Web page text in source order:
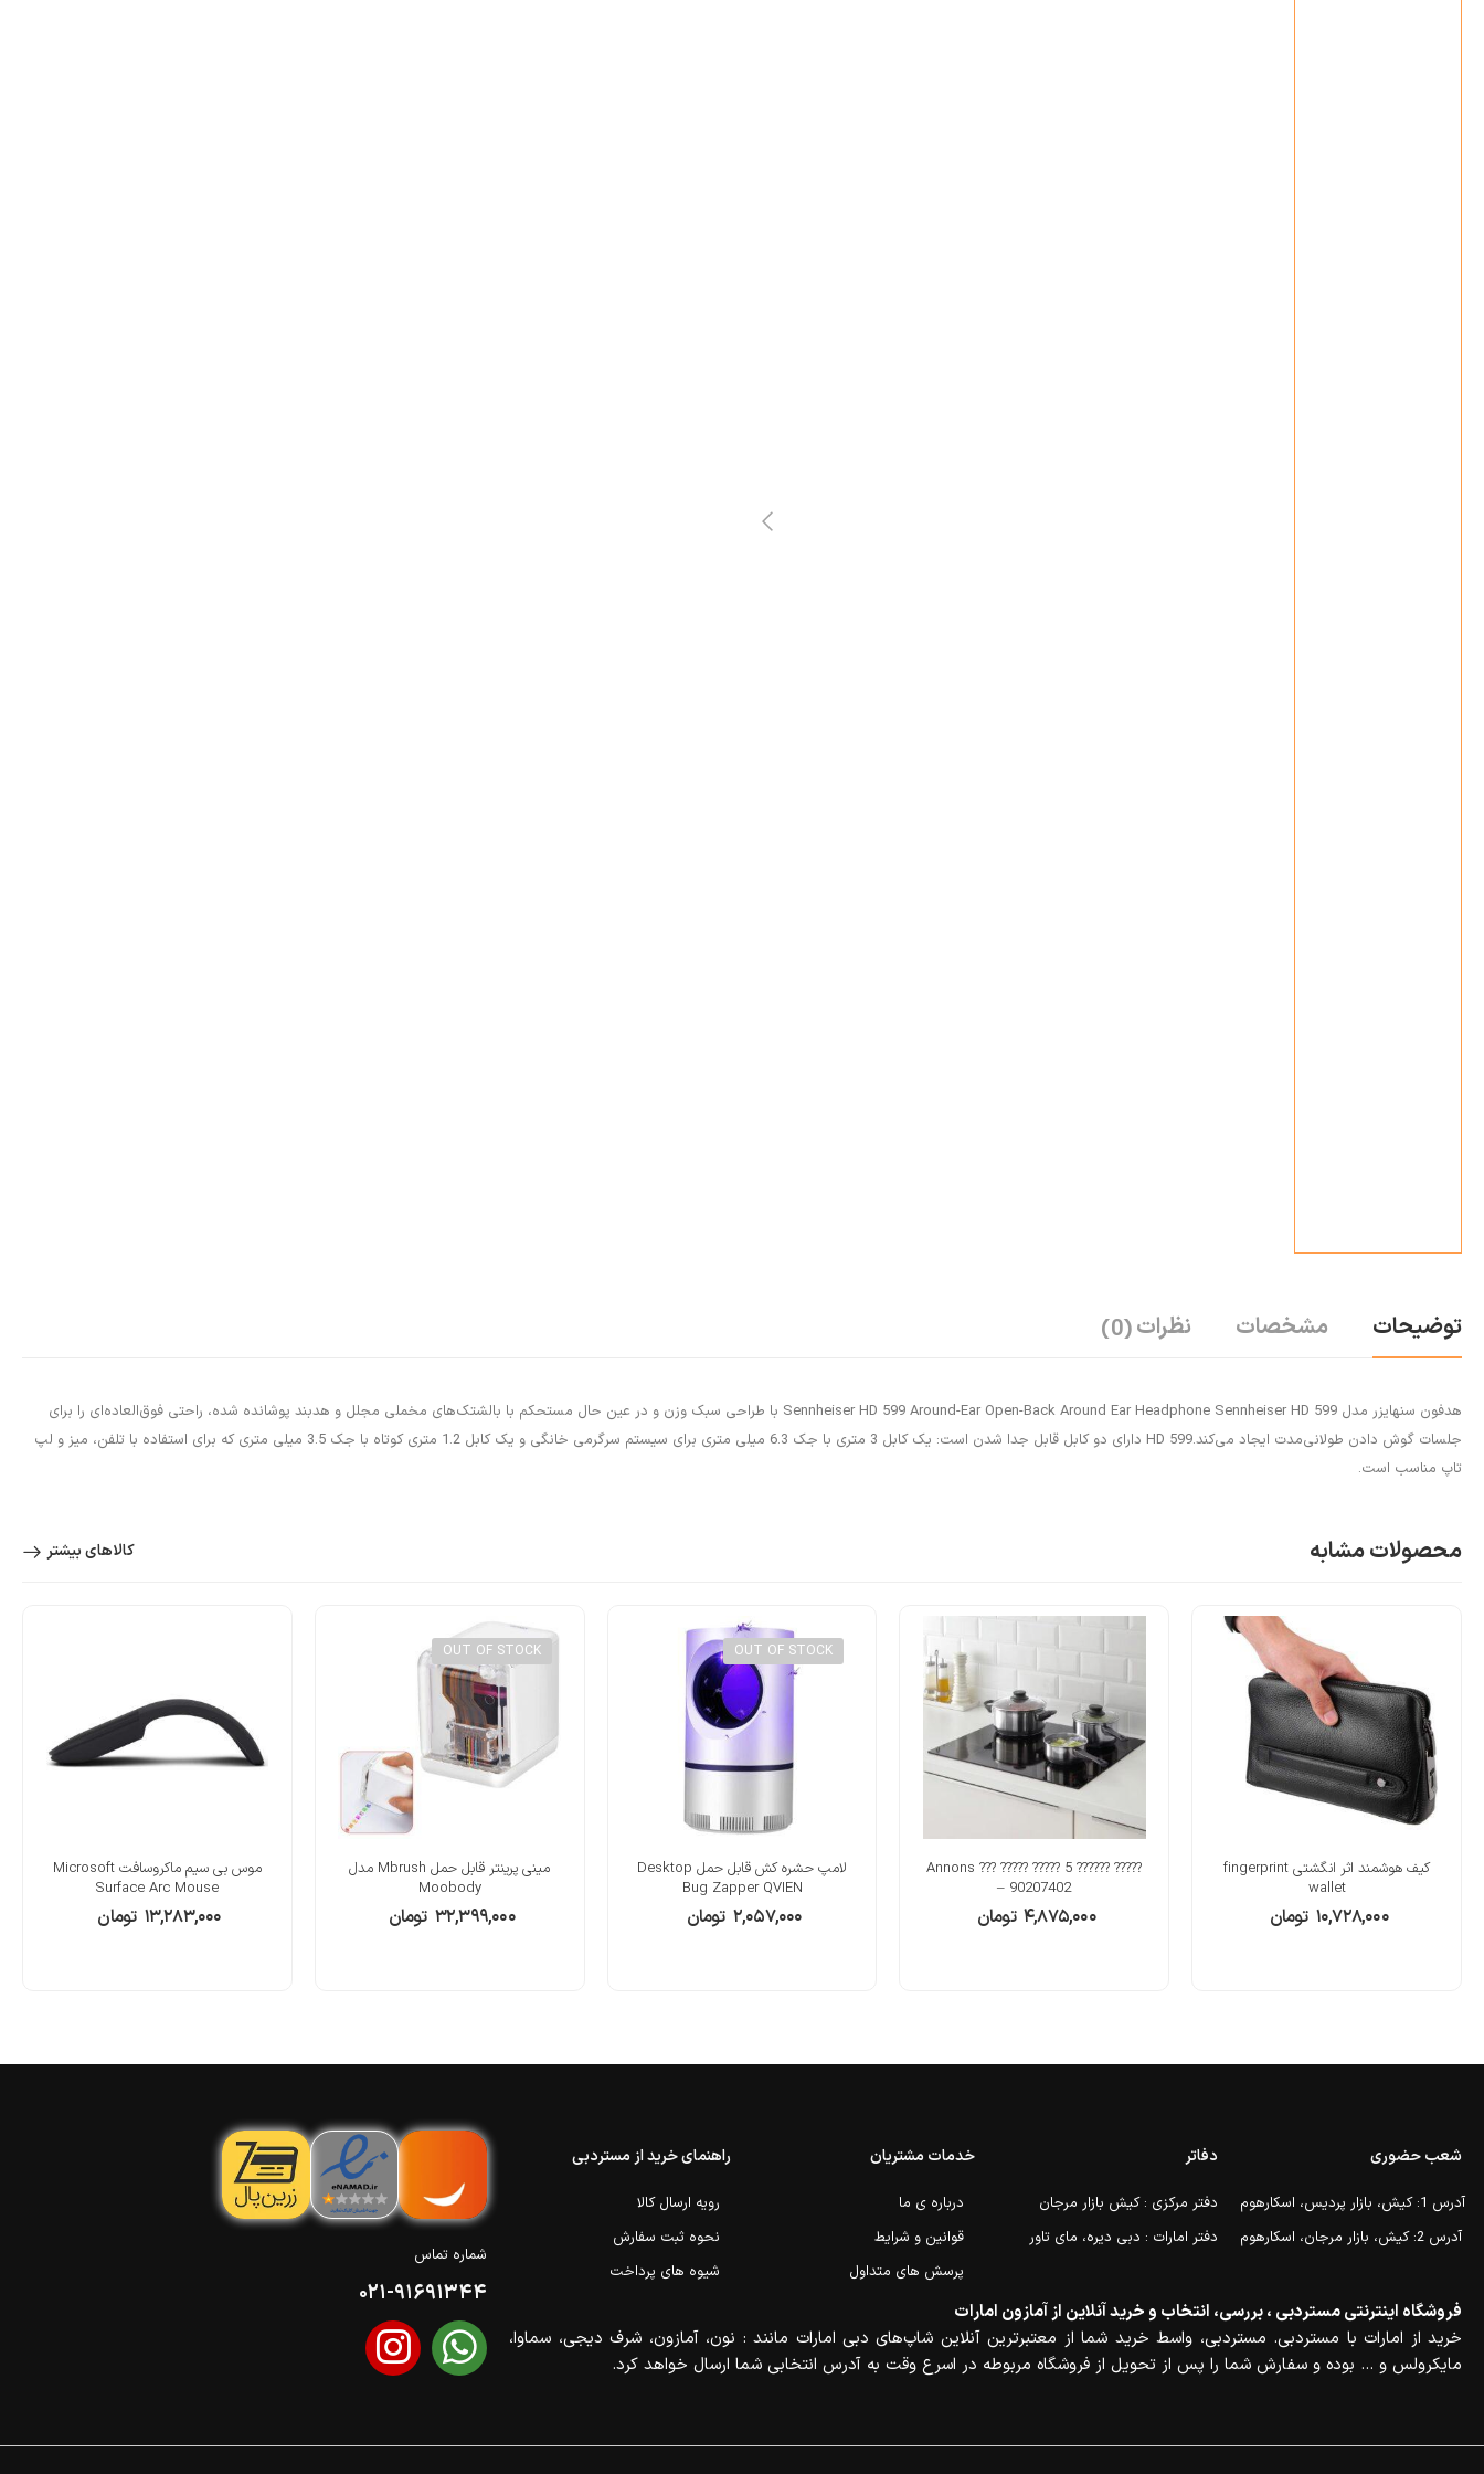
توضیحات مشخصات نظرات(0)
هدفون سنهایزر مدل Sennheiser HD 599 Around-Ear Open-Back Around Ear Headphone Sennheiser HD 599 با طراحی سبک وزن و در عین حال مستحکم با بالشتک‌های مخملی مجلل و هدبند پوشانده شده، راحتی فوق‌العاده‌ای را برای
جلسات گوش دادن طولانی‌مدت ایجاد می‌کند.HD 599 دارای دو کابل قابل جدا شدن است: یک کابل 3 متری با جک 6.3 میلی متری برای سیستم سرگرمی خانگی و یک کابل 1.2 متری کوتاه با جک 3.5 میلی متری که برای استفاده با تلفن، میز و لپ
تاپ مناسب است.
محصولات مشابه کالاهای بیشتر
کیف هوشمند اثر انگشتی fingerprint
wallet
۱۰,۷۲۸,۰۰۰ تومان
????? ?????? 5 ????? ????? ??? Annons
– 90207402
۴,۸۷۵,۰۰۰ تومان
OUT OF STOCK
لامپ حشره کش قابل حمل Desktop
Bug Zapper QVIEN
۲,۰۵۷,۰۰۰ تومان
OUT OF STOCK
مینی پرینتر قابل حمل Mbrush مدل
Moobody
۳۲,۳۹۹,۰۰۰ تومان
موس بی سیم ماکروسافت Microsoft
Surface Arc Mouse
۱۳,۲۸۳,۰۰۰ تومان
شماره تماس
021-91691344
راهنمای خرید از مستردبی
رویه ارسال کالا
نحوه ثبت سفارش
شیوه های پرداخت
خدمات مشتریان
درباره ی ما
قوانین و شرایط
پرسش های متداول
دفاتر
دفتر مرکزی : کیش بازار مرجان
دفتر امارات : دبی دیره، مای تاور
شعب حضوری
آدرس 1: کیش، بازار پردیس، اسکارهوم
آدرس 2: کیش، بازار مرجان، اسکارهوم
فروشگاه اینترنتی مستردبی ، بررسی، انتخاب و خرید آنلاین از آمازون امارات
خرید از امارات با مستردبی. مستردبی، واسط خرید شما از معتبرترین آنلاین شاپ‌های دبی امارات مانند : نون، آمازون، شرف دیجی، سماوا،
مایکرولس و … بوده و سفارش شما را پس از تحویل از فروشگاه مربوطه در اسرع وقت به آدرس انتخابی شما ارسال خواهد کرد.